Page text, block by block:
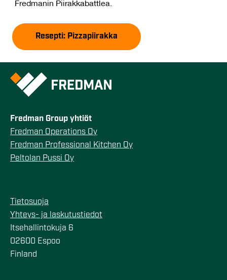
Fredmanin Piirakkabattlea.
Resepti: Pizzapiirakka
Fredman Group yhtiöt
Fredman Operations Oy
Fredman Professional Kitchen Oy
Peltolan Pussi Oy
Tietosuoja
Yhteys- ja laskutustiedot
Itsehallintokuja 6
02600 Espoo
Finland